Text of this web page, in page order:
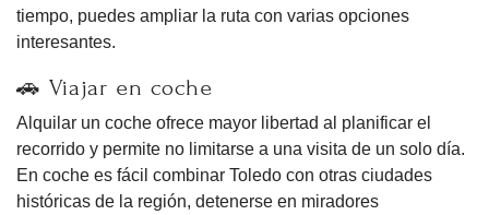
tiempo, puedes ampliar la ruta con varias opciones
interesantes.
🚗 Viajar en coche
Alquilar un coche ofrece mayor libertad al planificar el
recorrido y permite no limitarse a una visita de un solo día.
En coche es fácil combinar Toledo con otras ciudades
históricas de la región, detenerse en miradores